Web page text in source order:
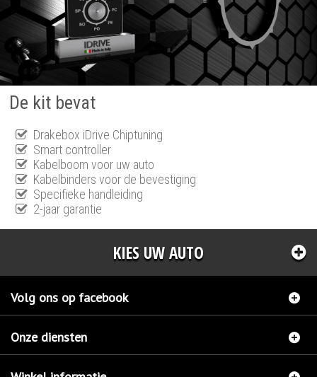
De kit bevat
Drakebox iDrive Chiptuning
Smart controller
Kabelboom voor uw auto
Kabelbinders voor de bevestiging
Specifieke handleiding
2-jaar garantie
KIES UW AUTO
Volg ons op facebook
Onze diensten